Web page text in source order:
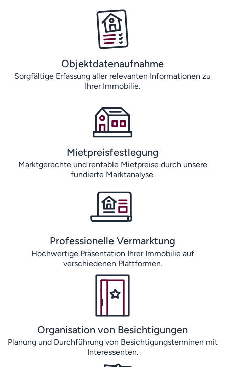
Objektdatenaufnahme
Sorgfältige Erfassung aller relevanten Informationen zu
Ihrer Immobilie.
Mietpreisfestlegung
Marktgerechte und rentable Mietpreise durch unsere
fundierte Marktanalyse.
Professionelle Vermarktung
Hochwertige Präsentation Ihrer Immobilie auf
verschiedenen Plattformen.
Organisation von Besichtigungen
Planung und Durchführung von Besichtigungsterminen mit
Interessenten.